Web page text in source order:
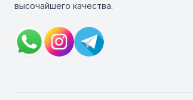
высочайшего качества.